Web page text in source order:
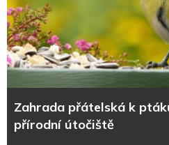
Zahrada přátelská k
přírodní útočiště